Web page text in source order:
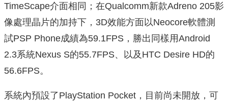
TimeScape介面相同；在Qualcomm新款Adreno 205影
像處理晶片的加持下，3D效能方面以Neocore軟體測
試PSP Phone成績為59.1FPS，勝出同樣用Android
2.3系統Nexus S的55.7FPS、以及HTC Desire HD的
56.6FPS。
系統內預設了PlayStation Pocket，目前尚未開放，可